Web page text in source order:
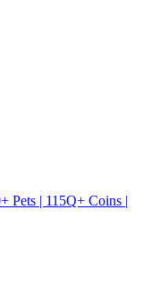
Pets | 115Q+ Coins |